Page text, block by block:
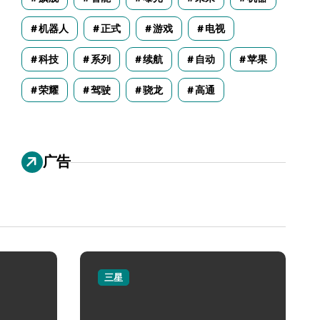
机器人 正式 游戏 电视
科技 系列 续航 自动 苹果
荣耀 驾驶 骁龙 高通
广告
三星